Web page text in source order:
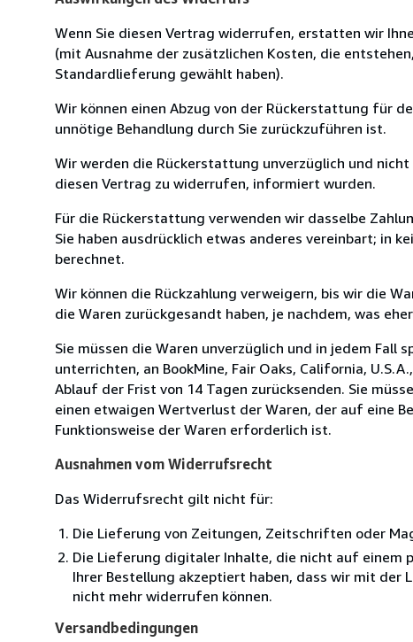
Wenn Sie diesen Vertrag widerrufen, erstatten wir
(mit Ausnahme der zusätzlichen Kosten, die
Standardlieferung gewählt haben).
Wir können einen Abzug von der Rückerstattung für
unnötige Behandlung durch Sie zurückzuführen ist.
Wir werden die Rückerstattung unverzüglich und
diesen Vertrag zu widerrufen, informiert wurden.
Für die Rückerstattung verwenden wir dasselbe
Sie haben ausdrücklich etwas anderes vereinbart; in
berechnet.
Wir können die Rückzahlung verweigern, bis wir die
die Waren zurückgesandt haben, je nachdem, was
Sie müssen die Waren unverzüglich und in jedem Fall
unterrichten, an BookMine, Fair Oaks, California,
Ablauf der Frist von 14 Tagen zurücksenden. Sie
einen etwaigen Wertverlust der Waren, der auf eine
Funktionsweise der Waren erforderlich ist.
Ausnahmen vom Widerrufsrecht
Das Widerrufsrecht gilt nicht für:
Die Lieferung von Zeitungen, Zeitschriften oder
Die Lieferung digitaler Inhalte, die nicht auf einem
Ihrer Bestellung akzeptiert haben, dass wir mit der
nicht mehr widerrufen können.
Versandbedingungen